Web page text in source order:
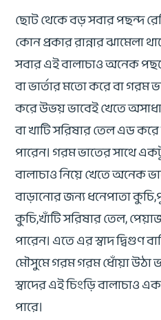
ছোট থেকে বড় সবার পছন্দ
কোন প্রকার রান্নার ঝামেলা
সবার এই বালাচাও অনেক
বা ভার্তার মতো করে বা গরম
করে উভয় ভাবেই খেতে
বা খাটি সরিষার তেল এড করে
পারেন। গরম ভাতের সাথে
বালাচাও নিয়ে খেতে অনেক
বাড়ানোর জন্য ধনেপাতা
কুচি,খাঁটি সরিষার তেল,
পারেন। এতে এর স্বাদ দ্বিগুণ
মৌসুমে গরম গরম ধোঁয়া উঠা
স্বাদের এই চিংড়ি বালাচাও
পারে।